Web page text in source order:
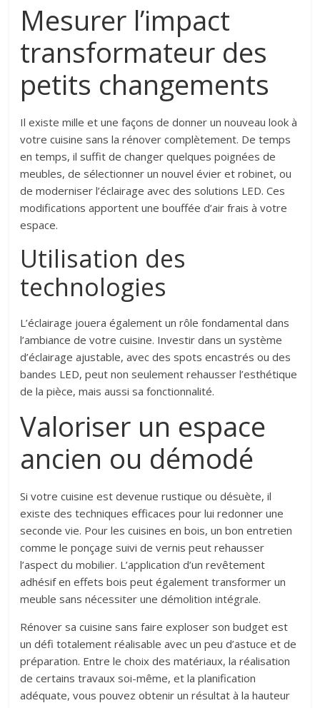
Mesurer l’impact
transformateur des
petits changements
Il existe mille et une façons de donner un nouveau look à
votre cuisine sans la rénover complètement. De temps
en temps, il suffit de changer quelques poignées de
meubles, de sélectionner un nouvel évier et robinet, ou
de moderniser l’éclairage avec des solutions LED. Ces
modifications apportent une bouffée d’air frais à votre
espace.
Utilisation des
technologies
L’éclairage jouera également un rôle fondamental dans
l’ambiance de votre cuisine. Investir dans un système
d’éclairage ajustable, avec des spots encastrés ou des
bandes LED, peut non seulement rehausser l’esthétique
de la pièce, mais aussi sa fonctionnalité.
Valoriser un espace
ancien ou démodé
Si votre cuisine est devenue rustique ou désuète, il
existe des techniques efficaces pour lui redonner une
seconde vie. Pour les cuisines en bois, un bon entretien
comme le ponçage suivi de vernis peut rehausser
l’aspect du mobilier. L’application d’un revêtement
adhésif en effets bois peut également transformer un
meuble sans nécessiter une démolition intégrale.
Rénover sa cuisine sans faire exploser son budget est
un défi totalement réalisable avec un peu d’astuce et de
préparation. Entre le choix des matériaux, la réalisation
de certains travaux soi-même, et la planification
adéquate, vous pouvez obtenir un résultat à la hauteur